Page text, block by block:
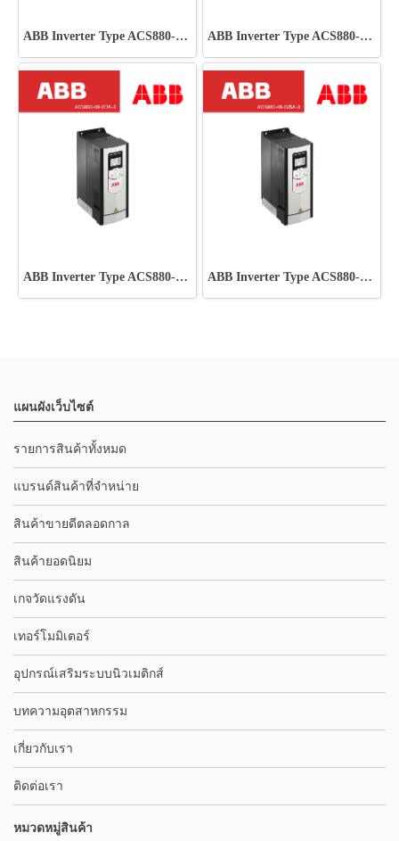
ABB Inverter Type ACS880-01-023A-7 ABB Inverter Type ACS880-01-019A-7
ABB Inverter Type ACS880-01-017A-3 ABB Inverter Type ACS880-01-025A-3
แผนผังเว็บไซต์
รายการสินค้าทั้งหมด
แบรนด์สินค้าที่จำหน่าย
สินค้าขายดีตลอดกาล
สินค้ายอดนิยม
เกจวัดแรงดัน
เทอร์โมมิเตอร์
อุปกรณ์เสริมระบบนิวเมติกส์
บทความอุตสาหกรรม
เกี่ยวกับเรา
ติดต่อเรา
หมวดหมู่สินค้า